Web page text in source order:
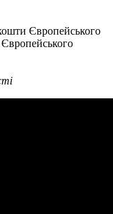
Європейського
Європейського